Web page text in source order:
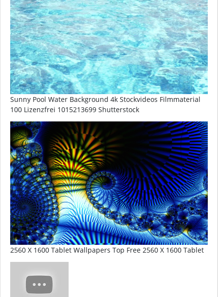
Sunny Pool Water Background 4k Stockvideos Filmmaterial
100 Lizenzfrei 1015213699 Shutterstock
2560 X 1600 Tablet Wallpapers Top Free 2560 X 1600 Tablet